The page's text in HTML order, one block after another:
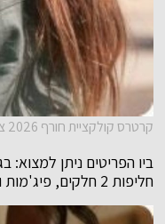
קרטרס קולקציית חורף 2026 צילום יח"צ חו"ל
חליפות 2 חלקים, פיג'מות ועוד.